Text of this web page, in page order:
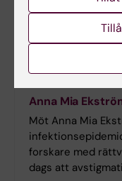
Anna Mia
Möt Anna Mia
forskare med
dags att